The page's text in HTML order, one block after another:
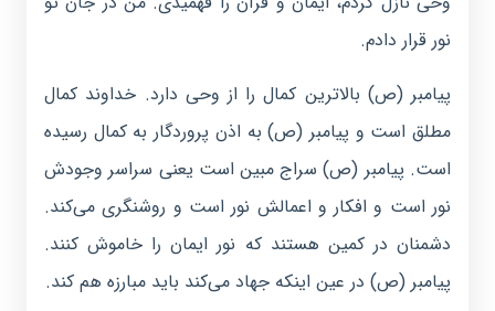
نور قرار دادم.
پیامبر (ص) بالاترین کمال را از وحی دارد. خداوند کمال
مطلق است و پیامبر (ص) به اذن پروردگار به کمال رسیده
است. پیامبر (ص) سراج مبین است یعنی سراسر وجودش
نور است و افکار و اعمالش نور است و روشنگری می‌کند.
دشمنان در کمین هستند که نور ایمان را خاموش کنند.
پیامبر (ص) در عین اینکه جهاد می‌کند باید مبارزه هم کند.